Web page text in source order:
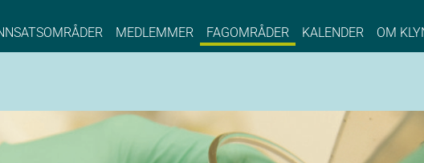
Norwegian Center of Expertise, Sustainable
MEDLEMMER FAGOMRÅDER KALENDER OM